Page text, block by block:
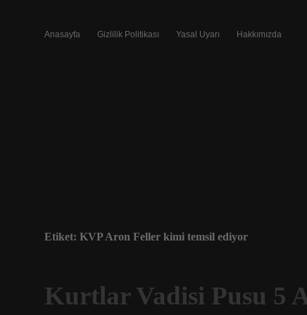
Anasayfa Gizlilik Politikası Yasal Uyarı Hakkımızda
Etiket: KVP Aron Feller kimi temsil ediyor
Kurtlar Vadisi Pusu 5